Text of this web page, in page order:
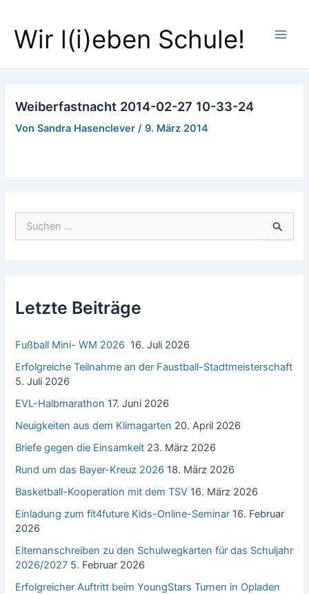
springen
Wir l(i)eben Schule!
Weiberfastnacht 2014-02-27 10-33-24
VonSandra Hasenclever/9. März 2014
u
h
:
Letzte Beiträge
Fußball Mini- WM 2026 16. Juli 2026
Erfolgreiche Teilnahme an der Faustball-Stadtmeisterschaft
5. Juli 2026
EVL-Halbmarathon 17. Juni 2026
Neuigkeiten aus dem Klimagarten 20. April 2026
Briefe gegen die Einsamkeit 23. März 2026
Rund um das Bayer-Kreuz 2026 18. März 2026
Basketball-Kooperation mit dem TSV 16. März 2026
Einladung zum fit4future Kids-Online-Seminar 16. Februar
2026
Elternanschreiben zu den Schulwegkarten für das Schuljahr
2026/2027 5. Februar 2026
Erfolgreicher Auftritt beim YoungStars Turnen in Opladen